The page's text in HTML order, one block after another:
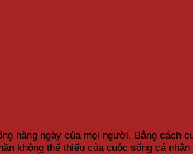
hàng ngày của mọi người. Bằng cách
không thể thiếu của cuộc sống cá nhân